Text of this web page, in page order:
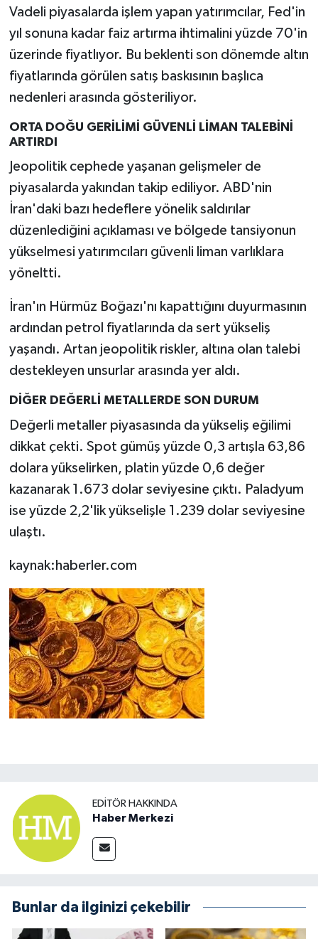
Vadeli piyasalarda işlem yapan yatırımcılar, Fed'in
yıl sonuna kadar faiz artırma ihtimalini yüzde 70'in
üzerinde fiyatlıyor. Bu beklenti son dönemde altın
fiyatlarında görülen satış baskısının başlıca
nedenleri arasında gösteriliyor.
ORTA DOĞU GERİLİMİ GÜVENLİ LİMAN TALEBİNİ
ARTIRDI
Jeopolitik cephede yaşanan gelişmeler de
piyasalarda yakından takip ediliyor. ABD'nin
İran'daki bazı hedeflere yönelik saldırılar
düzenlediğini açıklaması ve bölgede tansiyonun
yükselmesi yatırımcıları güvenli liman varlıklara
yöneltti.
İran'ın Hürmüz Boğazı'nı kapattığını duyurmasının
ardından petrol fiyatlarında da sert yükseliş
yaşandı. Artan jeopolitik riskler, altına olan talebi
destekleyen unsurlar arasında yer aldı.
DİĞER DEĞERLİ METALLERDE SON DURUM
Değerli metaller piyasasında da yükseliş eğilimi
dikkat çekti. Spot gümüş yüzde 0,3 artışla 63,86
dolara yükselirken, platin yüzde 0,6 değer
kazanarak 1.673 dolar seviyesine çıktı. Paladyum
ise yüzde 2,2'lik yükselişle 1.239 dolar seviyesine
ulaştı.
kaynak:haberler.com
EDITÖR HAKKINDA
Haber Merkezi
Bunlar da ilginizi çekebilir